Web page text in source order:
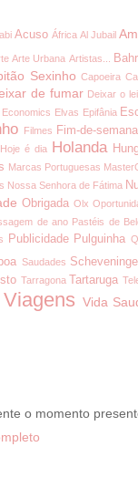
Acuso África Al Jubail
Arte Urbana Artistas...
Sexinho Capoeira
de fumar Deixar o
Economics Elvas Epifânia
Filmes Fim-de-semana
Hoje é dia Holanda
Marcas Portuguesas
Nossa Senhora de Fátima
Obrigada Olx
de ano Pastéis de
Publicidade Pulguinha
Saudades
Tarragona Tartaruga
Viagens Vida
o momento